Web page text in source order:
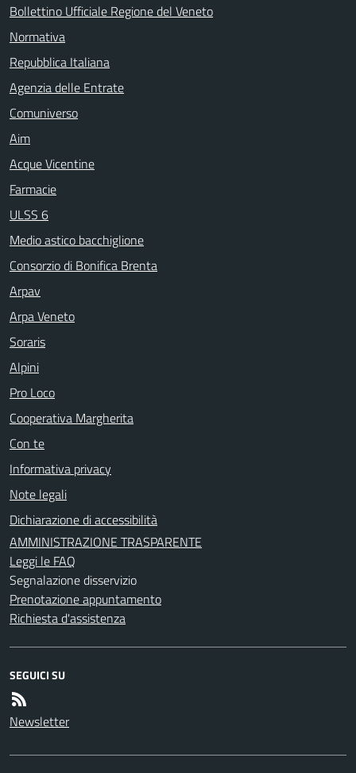
Bollettino Ufficiale Regione del Veneto
Normativa
Repubblica Italiana
Agenzia delle Entrate
Comuniverso
Aim
Acque Vicentine
Farmacie
ULSS 6
Medio astico bacchiglione
Consorzio di Bonifica Brenta
Arpav
Arpa Veneto
Soraris
Alpini
Pro Loco
Cooperativa Margherita
Con te
Informativa privacy
Note legali
Dichiarazione di accessibilità
AMMINISTRAZIONE TRASPARENTE
Leggi le FAQ
Segnalazione disservizio
Prenotazione appuntamento
Richiesta d'assistenza
SEGUICI SU
Newsletter